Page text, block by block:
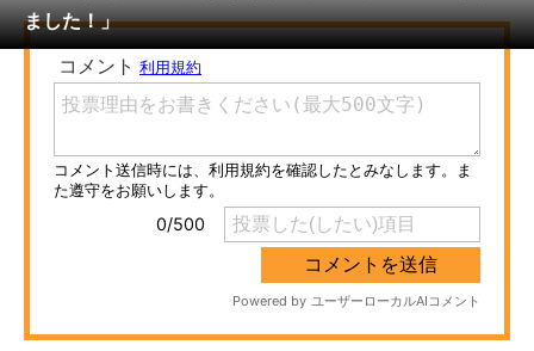
メディア
注目記事を集めた総合ページ
ITの今と未来を見通す
スマホと通信の最新トレンド
進化するPCとデバイスの未来
ました！」